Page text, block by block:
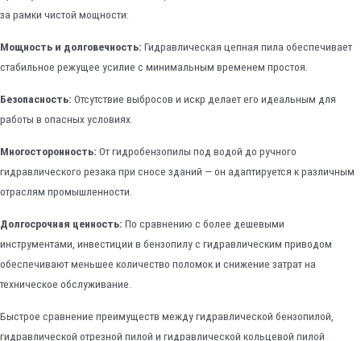
за рамки чистой мощности:
Мощность и долговечность: Гидравлическая цепная пила обеспечивает
стабильное режущее усилие с минимальным временем простоя.
Безопасность: Отсутствие выбросов и искр делает его идеальным для
работы в опасных условиях.
Многосторонность: От гидробензопилы под водой до ручного
гидравлического резака при сносе зданий — он адаптируется к различным
отраслям промышленности.
Долгосрочная ценность: По сравнению с более дешевыми
инструментами, инвестиции в бензопилу с гидравлическим приводом
обеспечивают меньшее количество поломок и снижение затрат на
техническое обслуживание.
Быстрое сравнение преимуществ между гидравлической бензопилой,
гидравлической отрезной пилой и гидравлической кольцевой пилой